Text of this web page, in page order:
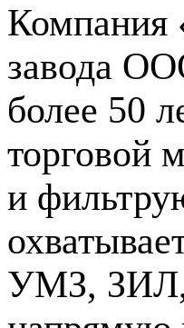
Компания
завода
более 50
торговой
и
УМЗ,